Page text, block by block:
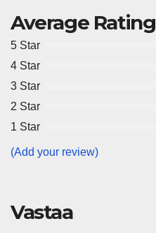
Average Rating
5 Star
4 Star
3 Star
2 Star
1 Star
(Add your review)
Vastaa